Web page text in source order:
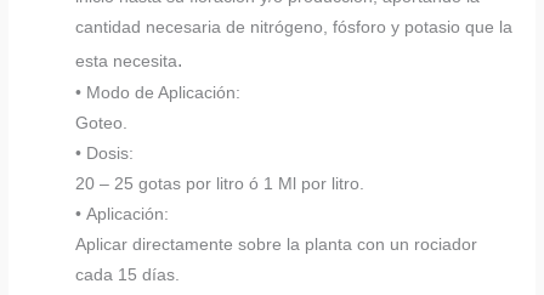
cantidad necesaria de nitrógeno, fósforo y potasio que la
esta necesita.
• Modo de Aplicación:
Goteo.
• Dosis:
20 – 25 gotas por litro ó 1 Ml por litro.
• Aplicación:
Aplicar directamente sobre la planta con un rociador
cada 15 días.